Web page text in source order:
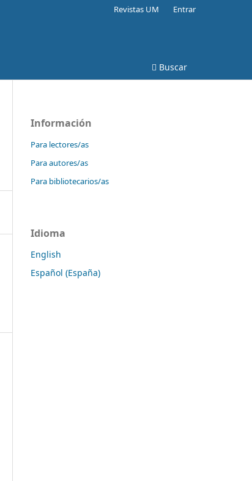
Buscar
Revistas UM Entrar
Información
Para lectores/as
Para autores/as
Para bibliotecarios/as
Idioma
English
Español (España)